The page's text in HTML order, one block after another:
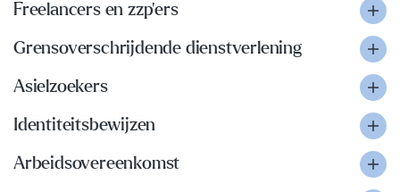
Freelancers en zzp'ers
Grensoverschrijdende dienstverlening
Asielzoekers
Identiteitsbewijzen
Arbeidsovereenkomst